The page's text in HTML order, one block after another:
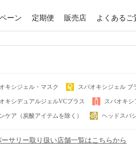
ーン 定期便 販売店 よくあるご
キシジェル・マスク スパオキシジェル ブ
キシデュアルジェルVCプラス スパオキシ
ケア（炭酸アイテムを除く） ヘッドスパ
サリー取り扱い店舗一覧はこちらから